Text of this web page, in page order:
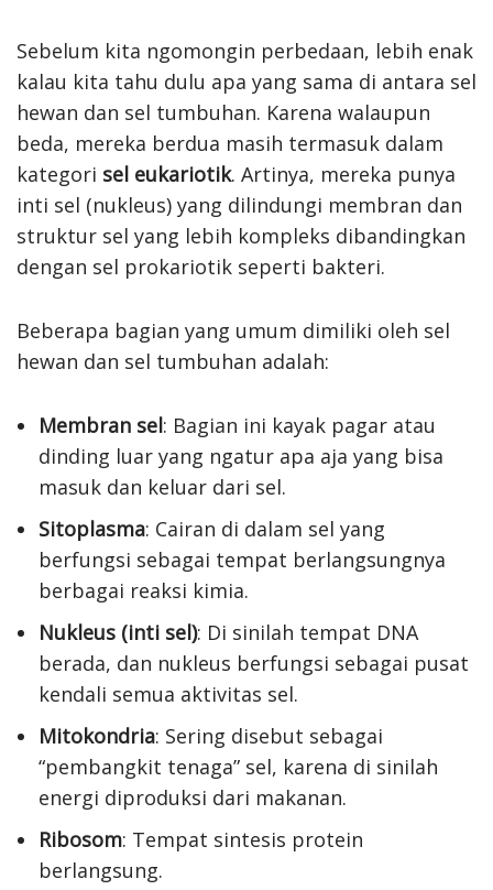
Sebelum kita ngomongin perbedaan, lebih enak
kalau kita tahu dulu apa yang sama di antara sel
hewan dan sel tumbuhan. Karena walaupun
beda, mereka berdua masih termasuk dalam
kategori sel eukariotik. Artinya, mereka punya
inti sel (nukleus) yang dilindungi membran dan
struktur sel yang lebih kompleks dibandingkan
dengan sel prokariotik seperti bakteri.
Beberapa bagian yang umum dimiliki oleh sel
hewan dan sel tumbuhan adalah:
Membran sel: Bagian ini kayak pagar atau
dinding luar yang ngatur apa aja yang bisa
masuk dan keluar dari sel.
Sitoplasma: Cairan di dalam sel yang
berfungsi sebagai tempat berlangsungnya
berbagai reaksi kimia.
Nukleus (inti sel): Di sinilah tempat DNA
berada, dan nukleus berfungsi sebagai pusat
kendali semua aktivitas sel.
Mitokondria: Sering disebut sebagai
“pembangkit tenaga” sel, karena di sinilah
energi diproduksi dari makanan.
Ribosom: Tempat sintesis protein
berlangsung.